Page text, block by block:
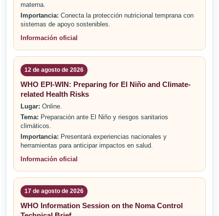
materna.
Importancia: Conecta la protección nutricional temprana con
sistemas de apoyo sostenibles.
Información oficial
12 de agosto de 2026
WHO EPI-WIN: Preparing for El Niño and Climate-
related Health Risks
Lugar: Online.
Tema: Preparación ante El Niño y riesgos sanitarios
climáticos.
Importancia: Presentará experiencias nacionales y
herramientas para anticipar impactos en salud.
Información oficial
17 de agosto de 2026
WHO Information Session on the Noma Control